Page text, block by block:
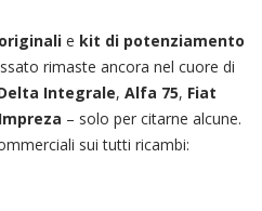
e kit di potenziamento
rimaste ancora nel cuore di
Integrale, Alfa 75, Fiat
– solo per citarne alcune.
sui tutti ricambi: